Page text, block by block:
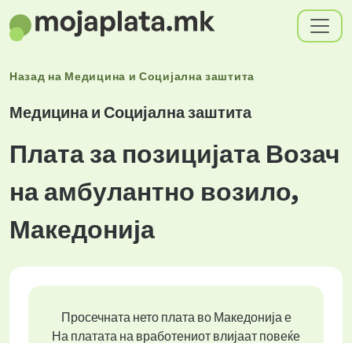
Назад на Медицина и Социјална заштита
Медицина и Социјална заштита
Плата за позицијата Возач
на амбулантно возило,
Македонија
Просечната нето плата во Македонија е
На платата на вработениот влијаат повеќе